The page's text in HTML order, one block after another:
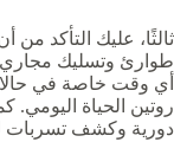
ثالثًا، عليك التأكد
طوارئ وتسليك مجاري
أي وقت خاصة في
روتين الحياة
دورية وكشف تسربات